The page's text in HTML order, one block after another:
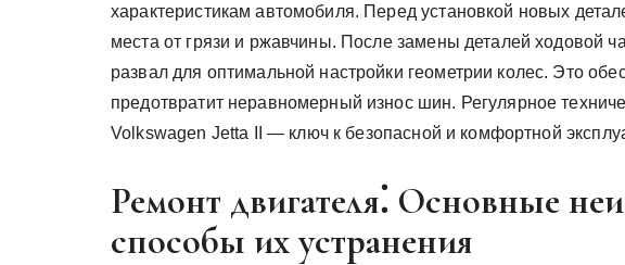
характеристикам автомобиля. Перед установкой новых
места от грязи и ржавчины. После замены деталей ходовой
развал для оптимальной настройки геометрии колес. Это
предотвратит неравномерный износ шин. Регулярное
Volkswagen Jetta II — ключ к безопасной и комфортной
Ремонт двигателя⁚ Основные
способы их устранения